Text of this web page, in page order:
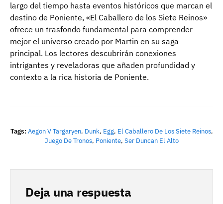
largo del tiempo hasta eventos históricos que marcan el
destino de Poniente, «El Caballero de los Siete Reinos»
ofrece un trasfondo fundamental para comprender
mejor el universo creado por Martin en su saga
principal. Los lectores descubrirán conexiones
intrigantes y reveladoras que añaden profundidad y
contexto a la rica historia de Poniente.
Tags: Aegon V Targaryen, Dunk, Egg, El Caballero De Los Siete Reinos,
Juego De Tronos, Poniente, Ser Duncan El Alto
Deja una respuesta